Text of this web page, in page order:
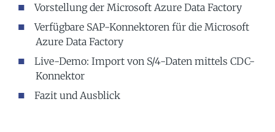
Vorstellung der Microsoft Azure Data Factory
Verfügbare SAP-Konnektoren für die Microsoft
Azure Data Factory
Live-Demo: Import von S/4-Daten mittels CDC-
Konnektor
Fazit und Ausblick